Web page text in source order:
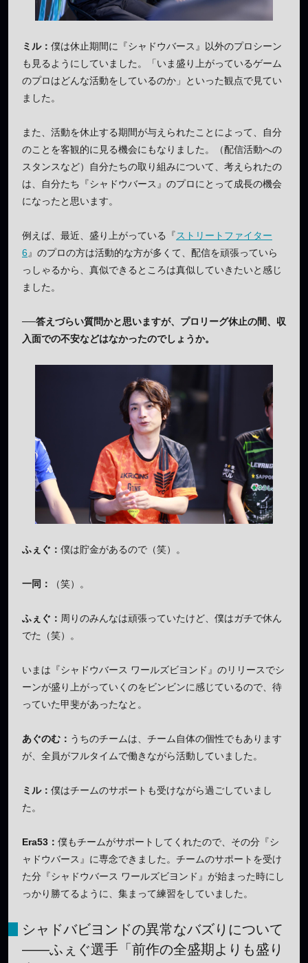
ミル： 僕は休止期間に『シャドウバース』以外のプロシーン
も見るようにしていました。「いま盛り上がっているゲーム
のプロはどんな活動をしているのか」といった観点で見てい
ました。
また、活動を休止する期間が与えられたことによって、自分
のことを客観的に見る機会にもなりました。（配信活動への
スタンスなど）自分たちの取り組みについて、考えられたの
は、自分たち『シャドウバース』のプロにとって成長の機会
になったと思います。
例えば、最近、盛り上がっている『ストリートファイター
6』のプロの方は活動的な方が多くて、配信を頑張っていら
っしゃるから、真似できるところは真似していきたいと感じ
ました。
──答えづらい質問かと思いますが、プロリーグ休止の間、収
入面での不安などはなかったのでしょうか。
ふぇぐ： 僕は貯金があるので（笑）。
一同： （笑）。
ふぇぐ： 周りのみんなは頑張っていたけど、僕はガチで休ん
でた（笑）。
いまは『シャドウバース ワールズビヨンド』のリリースでシ
ーンが盛り上がっていくのをビンビンに感じているので、待
っていた甲斐があったなと。
あぐのむ： うちのチームは、チーム自体の個性でもあります
が、全員がフルタイムで働きながら活動していました。
ミル： 僕はチームのサポートも受けながら過ごしていまし
た。
Era53： 僕もチームがサポートしてくれたので、その分『シ
ャドウバース』に専念できました。チームのサポートを受け
た分『シャドウバース ワールズビヨンド』が始まった時にし
っかり勝てるように、集まって練習をしていました。
シャドバビヨンドの異常なバズりについて
——ふぇぐ選手「前作の全盛期よりも盛り